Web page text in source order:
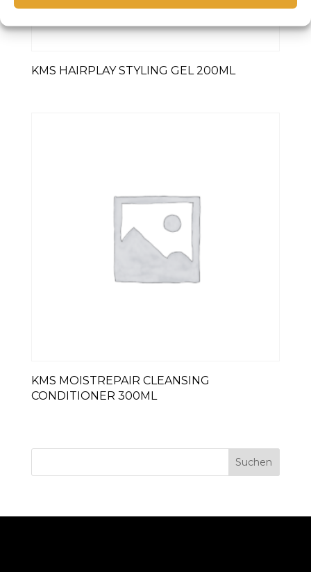
KMS HAIRPLAY STYLING GEL 200ML
KMS MOISTREPAIR CLEANSING
CONDITIONER 300ML
Suchen